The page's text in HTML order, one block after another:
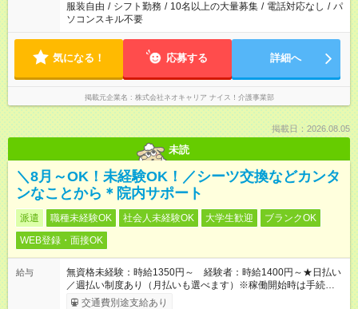
服装自由 / シフト勤務 / 10名以上の大量募集 / 電話対応なし / パ
ソコンスキル不要
気になる！ 応募する 詳細へ
掲載元企業名 株式会社ネオキャリア ナイス！介護事業部
掲載日：2026.08.05
未読
＼8月～OK！未経験OK！／シーツ交換などカンタ
ンなことから＊院内サポート
派遣 職種未経験OK 社会人未経験OK 大学生歓迎
ブランクOK
WEB登録・面接OK
給与
無資格未経験：時給1350円～ 経験者：時給1400円～★日払い
／週払い制度あり（月払いも選べます）※稼働開始時は手続き完
了次第のお支払いとなります。
交通費別途支給あり